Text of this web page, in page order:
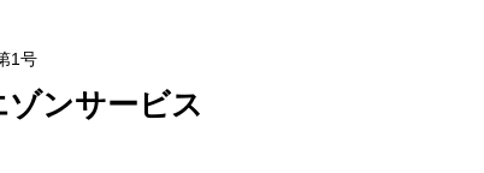
1号
ンサービス